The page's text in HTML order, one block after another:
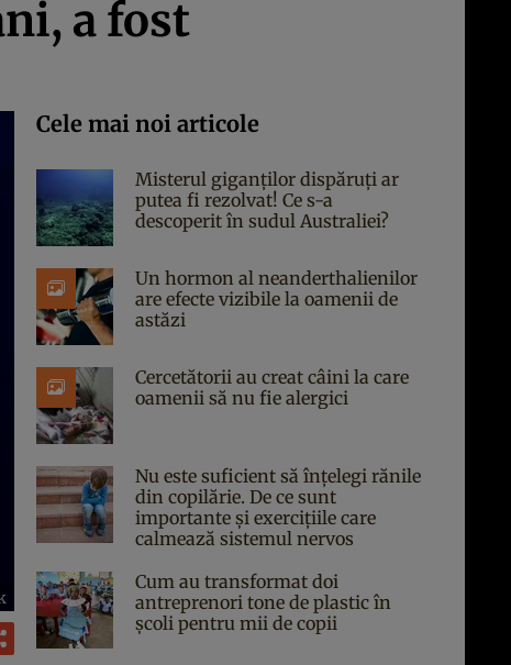
a fost
Cele mai noi articole
Misterul giganților dispăruți ar
putea fi rezolvat! Ce s-a
descoperit în sudul Australiei?
Un hormon al neanderthalienilor
are efecte vizibile la oamenii de
astăzi
Cercetătorii au creat câini la care
oamenii să nu fie alergici
Nu este suficient să înțelegi rănile
din copilărie. De ce sunt
importante și exercițiile care
calmează sistemul nervos
Cum au transformat doi
antreprenori tone de plastic în
școli pentru mii de copii